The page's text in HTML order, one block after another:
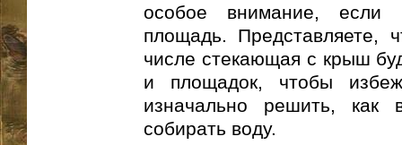
особое внимание,
площадь. Представляете,
числе стекающая с крыш
и площадок, чтобы
изначально решить,
собирать воду.